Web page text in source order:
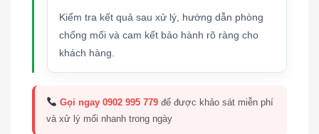
Kiểm tra kết quả sau xử lý, hướng dẫn phòng
chống mối và cam kết bảo hành rõ ràng cho
khách hàng.
Gọi ngay 0902 995 779để được khảo sát miễn phí
và xử lý mối nhanh trong ngày